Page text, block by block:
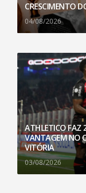
CRESCIMENTO
04/08/2026
ATHLETICO FAZ
VANTAGEM NO
VITÓRIA
03/08/2026